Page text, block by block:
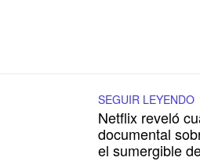
SEGUIR LEYENDO
Netflix reveló
documental
el sumergible